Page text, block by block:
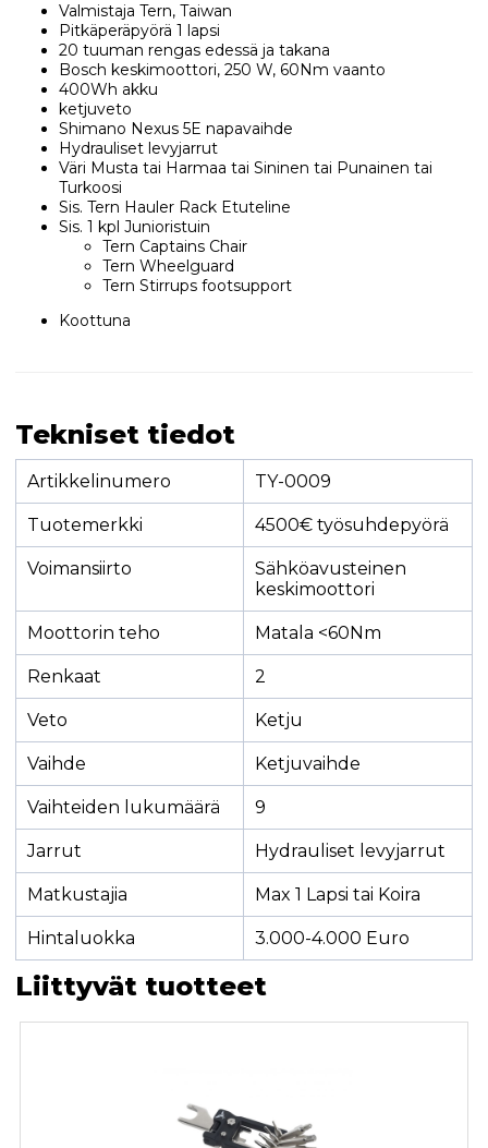
Valmistaja Tern, Taiwan
Pitkäperäpyörä 1 lapsi
20 tuuman rengas edessä ja takana
Bosch keskimoottori, 250 W, 60Nm vaanto
400Wh akku
ketjuveto
Shimano Nexus 5E napavaihde
Hydrauliset levyjarrut
Väri Musta tai Harmaa tai Sininen tai Punainen tai
Turkoosi
Sis. Tern Hauler Rack Etuteline
Sis. 1 kpl Junioristuin
Tern Captains Chair
Tern Wheelguard
Tern Stirrups footsupport
Koottuna
Tekniset tiedot
Artikkelinumero TY-0009
Tuotemerkki 4500€ työsuhdepyörä
Voimansiirto
Sähköavusteinen
keskimoottori
Moottorin teho Matala <60Nm
Renkaat 2
Veto Ketju
Vaihde Ketjuvaihde
Vaihteiden lukumäärä 9
Jarrut Hydrauliset levyjarrut
Matkustajia Max 1 Lapsi tai Koira
Hintaluokka 3.000-4.000 Euro
Liittyvät tuotteet